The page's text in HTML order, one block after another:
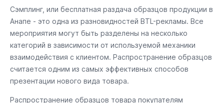
Сэмплинг, или бесплатная раздача образцов продукции в
Анапе - это одна из разновидностей BTL-рекламы. Все
мероприятия могут быть разделены на несколько
категорий в зависимости от используемой механики
взаимодействия с клиентом. Распространение образцов
считается одним из самых эффективных способов
презентации нового вида товара.
Распространение образцов товара покупателям